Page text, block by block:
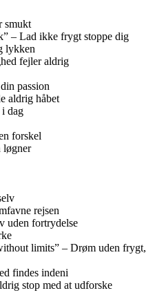
smukt
– Lad ikke frygt stoppe dig
lykken
fejler aldrig
passion
aldrig håbet
dag
forskel
løgner
rejsen
uden fortrydelse
limits” – Drøm uden frygt,
findes indeni
stop med at udforske